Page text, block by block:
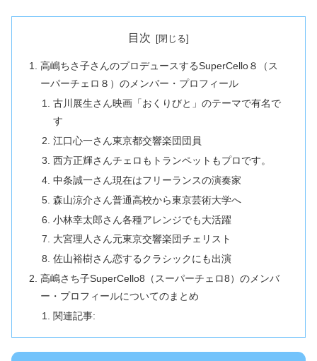
目次
高嶋ちさ子さんのプロデュースするSuperCello８（ス
ーパーチェロ８）のメンバー・プロフィール
古川展生さん映画「おくりびと」のテーマで有名で
す
江口心一さん東京都交響楽団団員
西方正輝さんチェロもトランペットもプロです。
中条誠一さん現在はフリーランスの演奏家
森山涼介さん普通高校から東京芸術大学へ
小林幸太郎さん各種アレンジでも大活躍
大宮理人さん元東京交響楽団チェリスト
佐山裕樹さん恋するクラシックにも出演
高嶋さち子SuperCello8（スーパーチェロ8）のメンバ
ー・プロフィールについてのまとめ
関連記事: